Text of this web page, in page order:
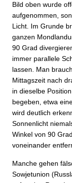
Bild oben wurde
aufgenommen,
Licht. Im Grunde
ganzen
90 Grad
immer parallele
lassen. Man
Mittagszeit nach
in dieselbe
begeben, etwa
wird deutlich
Sonnenlicht
Winkel von 90
voneinander
Manche gehen
Sowjetunion